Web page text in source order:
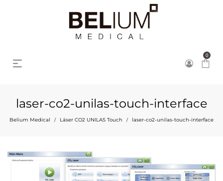
0
laser-co2-unilas-touch-interface
Belium Medical / Láser CO2 UNILAS Touch / laser-co2-unilas-touch-interface